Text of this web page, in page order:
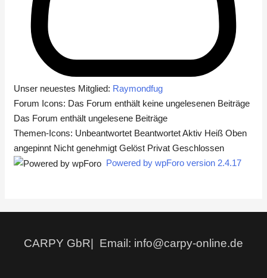
Unser neuestes Mitglied: Raymondfug
Forum Icons: Das Forum enthält keine ungelesenen Beiträge
Das Forum enthält ungelesene Beiträge
Themen-Icons: Unbeantwortet BeantwortetAktiv Heiß Oben
angepinnt Nicht genehmigt Gelöst Privat Geschlossen
Powered by wpForo version 2.4.17
CARPY GbR| Email: info@carpy-online.de